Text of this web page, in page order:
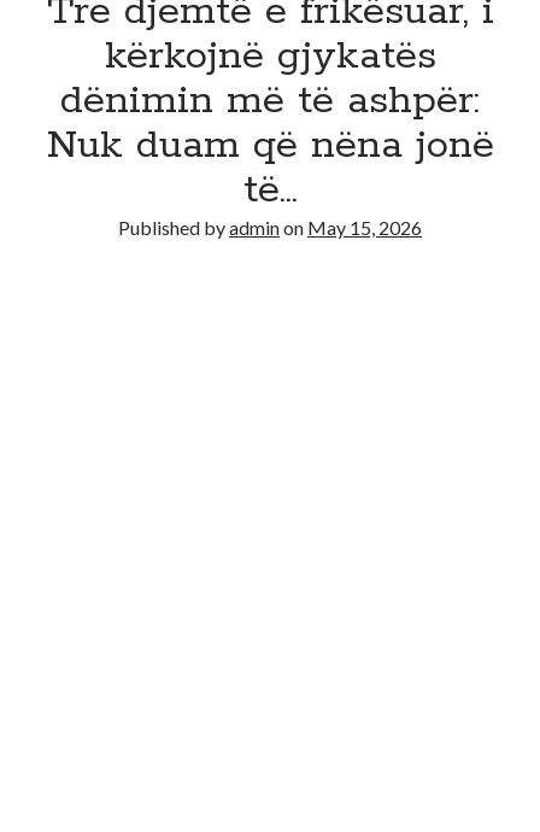
Tre djemtë e frikësuar, i
kërkojnë gjykatës
dënimin më të ashpër:
Nuk duam që nëna jonë
të…
Published byadminon May 15, 2026